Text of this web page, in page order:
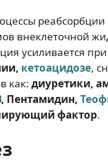
реабсорбции
внеклеточной
усиливается
кетоацидозе,
как: диуретики,
, Пентамидин,
фактор.